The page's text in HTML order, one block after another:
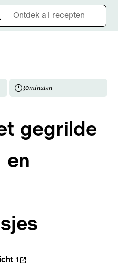
30minuten
gegrilde
en
1